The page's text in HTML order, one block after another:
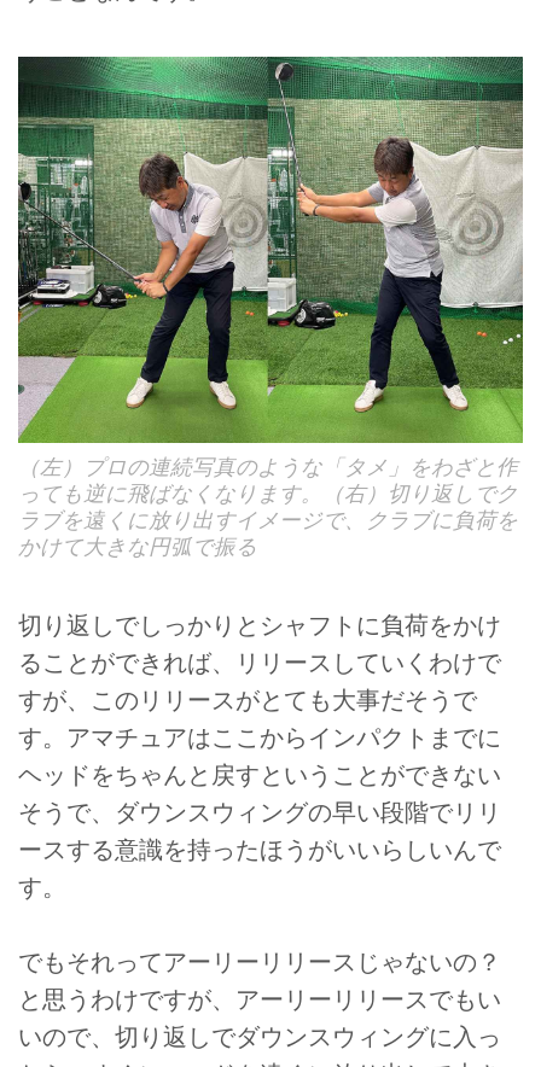
（左）プロの連続写真のような「タメ」をわざと作
っても逆に飛ばなくなります。（右）切り返しでク
ラブを遠くに放り出すイメージで、クラブに負荷を
かけて大きな円弧で振る
切り返しでしっかりとシャフトに負荷をかけ
ることができれば、リリースしていくわけで
すが、このリリースがとても大事だそうで
す。アマチュアはここからインパクトまでに
ヘッドをちゃんと戻すということができない
そうで、ダウンスウィングの早い段階でリリ
ースする意識を持ったほうがいいらしいんで
す。
でもそれってアーリーリリースじゃないの？
と思うわけですが、アーリーリリースでもい
いので、切り返しでダウンスウィングに入っ